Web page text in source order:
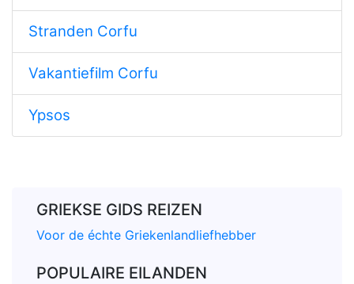
Stranden Corfu
Vakantiefilm Corfu
Ypsos
GRIEKSE GIDS REIZEN
Voor de échte Griekenlandliefhebber
POPULAIRE EILANDEN